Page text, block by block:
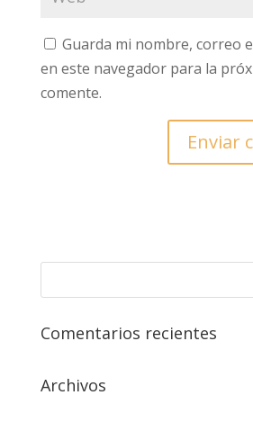
Guarda mi nombre, correo
en este navegador para la
comente.
Comentarios recientes
Archivos